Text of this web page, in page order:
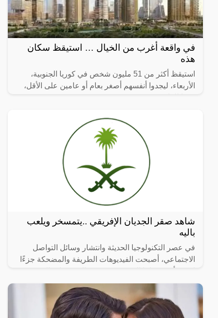
في واقعة أغرب من الخيال … استيقظ سكان
هذه
استيقظ أكثر من 51 مليون شخص في كوريا الجنوبية،
الأربعاء، ليجدوا أنفسهم أصغر بعام أو عامين على الأقل،
شاهد صقر الجديان الإفريقي ..يتمسخر ويلعب
باليه
في عصر التكنولوجيا الحديثة وانتشار وسائل التواصل
الاجتماعي، أصبحت الفيديوهات الطريفة والمضحكة جزءًا
انتشرت